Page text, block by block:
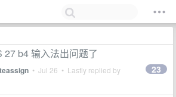
27 b4 输入法出问题了
• Jul 26 • Lastly replied by 23